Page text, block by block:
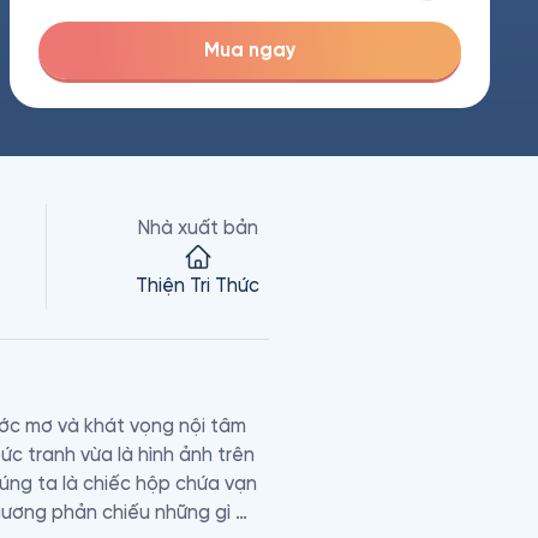
Mua ngay
Nhà xuất bản
Thiện Tri Thức
mơ và khát vọng nội tâm
tranh vừa là hình ảnh trên
ta là chiếc hộp chứa vạn
phản chiếu những gì